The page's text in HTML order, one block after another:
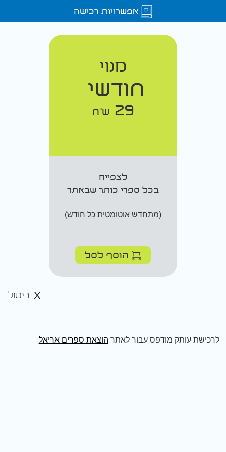
אפשרויות רכישה
מנוי
חודשי
29 ש"ח
לצפייה
בכל ספרי כותר שבאתר
(מתחדש אוטומטית כל חודש)
הוסף לסל
ביטול
לרכישת עותק מודפס עבור לאתר הוצאת ספרים אריאל